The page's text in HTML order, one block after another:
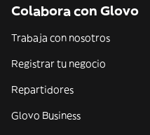
Colabora con Glovo
Trabaja con nosotros
Registrar tu negocio
Repartidores
Glovo Business